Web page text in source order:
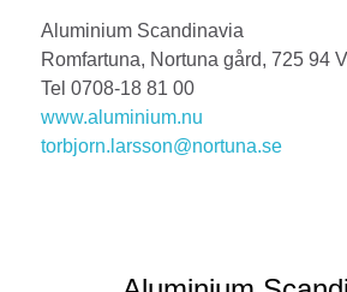
Aluminium Scandinavia
Romfartuna, Nortuna gård, 725 94
Tel 0708-18 81 00
www.aluminium.nu
torbjorn.larsson@nortuna.se